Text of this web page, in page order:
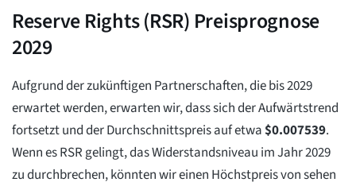
Reserve Rights (RSR) Preisprognose
2029
Aufgrund der zukünftigen Partnerschaften, die bis 2029
erwartet werden, erwarten wir, dass sich der Aufwärtstrend
fortsetzt und der Durchschnittspreis auf etwa$0.007539.
Wenn es RSR gelingt, das Widerstandsniveau im Jahr 2029
zu durchbrechen, könnten wir einen Höchstpreis von sehen